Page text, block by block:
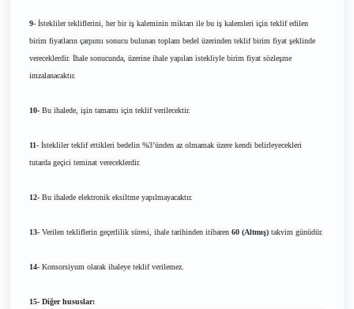
9- İstekliler tekliflerini, her bir iş kaleminin miktarı ile bu iş kalemleri için teklif edilen
birim fiyatların çarpımı sonucu bulunan toplam bedel üzerinden teklif birim fiyat şeklinde
vereceklerdir. İhale sonucunda, üzerine ihale yapılan istekliyle birim fiyat sözleşme
imzalanacaktır.
10- Bu ihalede, işin tamamı için teklif verilecektir.
11- İstekliler teklif ettikleri bedelin %3’ünden az olmamak üzere kendi belirleyecekleri
tutarda geçici teminat vereceklerdir.
12- Bu ihalede elektronik eksiltme yapılmayacaktır.
13- Verilen tekliflerin geçerlilik süresi, ihale tarihinden itibaren 60 (Altmış) takvim günüdür.
14- Konsorsiyum olarak ihaleye teklif verilemez.
15- Diğer hususlar: